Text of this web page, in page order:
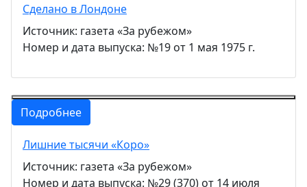
Сделано в Лондоне
Источник: газета «За рубежом»
Номер и дата выпуска: №19 от 1 мая 1975 г.
Подробнее
Лишние тысячи «Коро»
Источник: газета «За рубежом»
Номер и дата выпуска: №29 (370) от 14 июля